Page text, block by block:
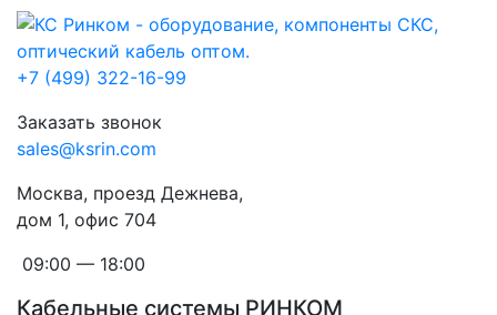
+7 (499) 322-16-99
Заказать звонок
sales@ksrin.com
Москва, проезд Дежнева,
дом 1, офис 704
09:00 — 18:00
Кабельные системы РИНКОМ